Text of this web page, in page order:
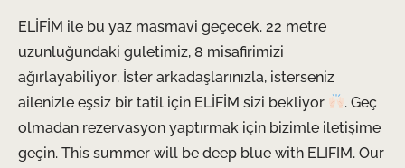
ELİFİM ile bu yaz masmavi geçecek. 22 metre
uzunluğundaki guletimiz, 8 misafirimizi
ağırlayabiliyor. İster arkadaşlarınızla, isterseniz
ailenizle eşsiz bir tatil için ELİFİM sizi bekliyor
. Geç
olmadan rezervasyon yaptırmak için bizimle iletişime
geçin. This summer will be deep blue with ELIFIM. Our